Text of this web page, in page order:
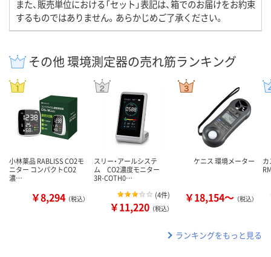
また、販売単位における「セット」表記は、箱でのお届けをお約束
するものではありません。あらかじめご了承ください。
その他 環境測定器の売れ筋ランキング
小林薬品 RABLISS CO2モ
ニター コンパクトCO2
濃…
￥8,294 （税込）
スリー・アールシステ
ム CO2濃度モニター
3R-COTH0…
(4件)
￥11,220 （税込）
ケニス 環境メーター
￥18,154～ （税込）
ランキングをもっと見る